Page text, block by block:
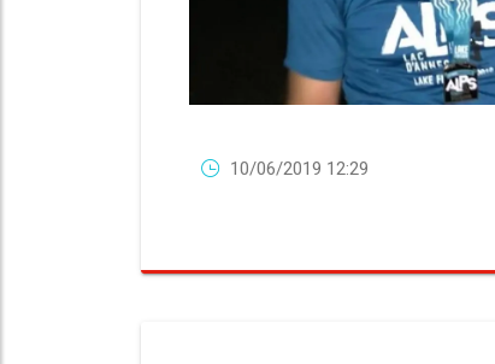
10/06/2019 12:29